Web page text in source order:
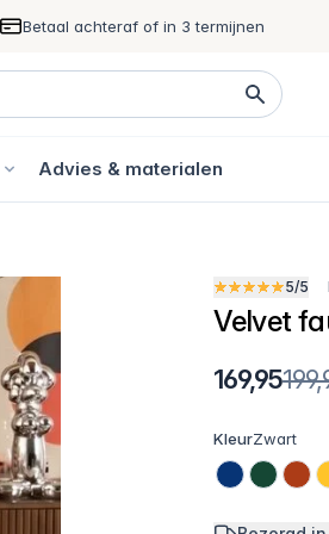
Betaal achteraf of in 3 termijnen
Advies & materialen
5/5
Velvet
169,95
KleurZwart